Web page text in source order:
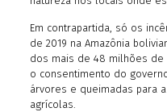
Em contrapartida, só os
de 2019 na Amazônia
dos mais de 48 milhões de
o consentimento do
árvores e queimadas para
agrícolas.